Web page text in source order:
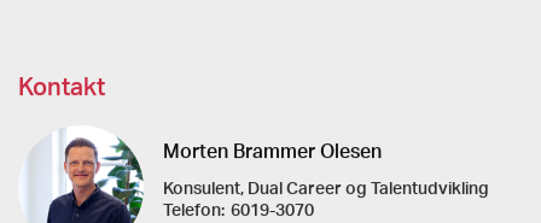
Kontakt
Morten Brammer Olesen
Konsulent, Dual Career og Talentudvikling
Telefon: 6019-3070